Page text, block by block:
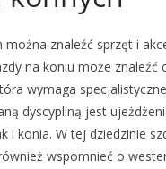
można znaleźć sprzęt i
na koniu może
wymaga
dyscypliną jest
i konia. W tej dziedzinie
wspomnieć o